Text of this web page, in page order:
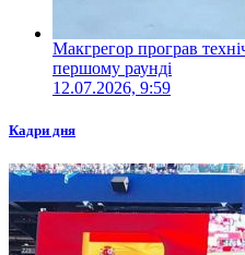
Макгрегор програв
першому раунді
12.07.2026, 9:59
Кадри дня